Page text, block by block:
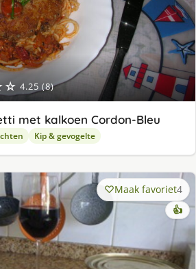
4.25 (8)
met kalkoen Cordon-Bleu
Kip & gevogelte
Maak favoriet4
👍